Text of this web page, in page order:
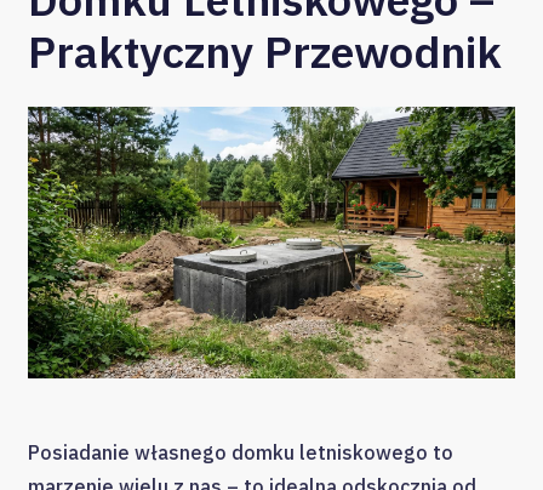
Praktyczny Przewodnik
Posiadanie własnego domku letniskowego to